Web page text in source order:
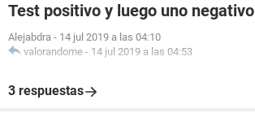
Test positivo y luego uno negativo
Alejabdra - 14 jul 2019 a las 04:10
valorandome - 14 jul 2019 a las 04:53
3 respuestas